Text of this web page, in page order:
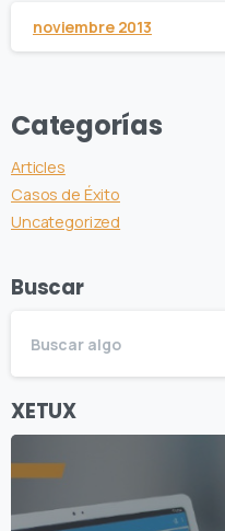
noviembre 2013
Categorías
Articles
Casos de Éxito
Uncategorized
Buscar
XETUX